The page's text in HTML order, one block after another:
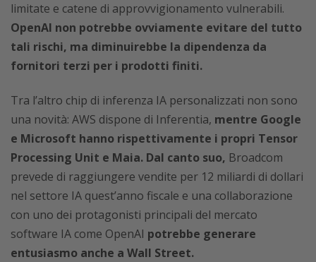
limitate e catene di approvvigionamento vulnerabili.
OpenAI non potrebbe ovviamente evitare del tutto
tali rischi, ma diminuirebbe la dipendenza da
fornitori terzi per i prodotti finiti.
Tra l’altro chip di inferenza IA personalizzati non sono
una novità: AWS dispone di Inferentia, mentre Google
e Microsoft hanno rispettivamente i propri Tensor
Processing Unit e Maia. Dal canto suo, Broadcom
prevede di raggiungere vendite per 12 miliardi di dollari
nel settore IA quest’anno fiscale e una collaborazione
con uno dei protagonisti principali del mercato
software IA come OpenAI potrebbe generare
entusiasmo anche a Wall Street.